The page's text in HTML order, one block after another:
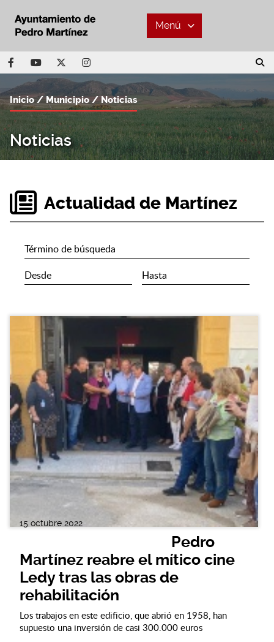
Menú
Noticias
Inicio Municipio Noticias
Actualidad de Martínez
15 octubre 2022
Pedro
Martínez reabre el mítico cine
Ledy tras las obras de
rehabilitación
Los trabajos en este edificio, que abrió en 1958, han
supuesto una inversión de casi 300.000 euros